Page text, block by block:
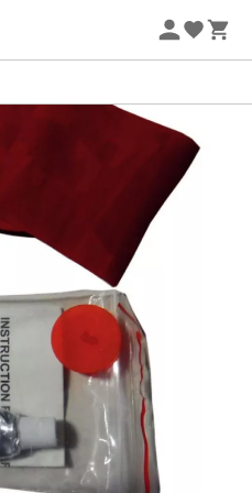
2 produits* code Summer5